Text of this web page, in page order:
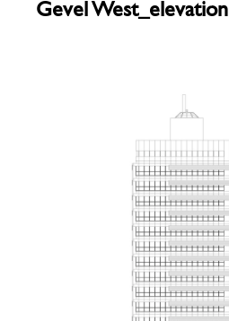
Gevel West_elevation